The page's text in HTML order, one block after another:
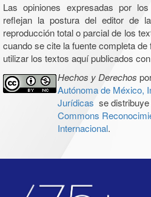
Las opiniones expresadas por
reflejan la postura del editor de
reproducción total o parcial de los
cuando se cite la fuente completa
utilizar los textos aquí publicados
Hechos y Derechos
Autónoma de México,
Jurídicas se
Commons
Internacional.